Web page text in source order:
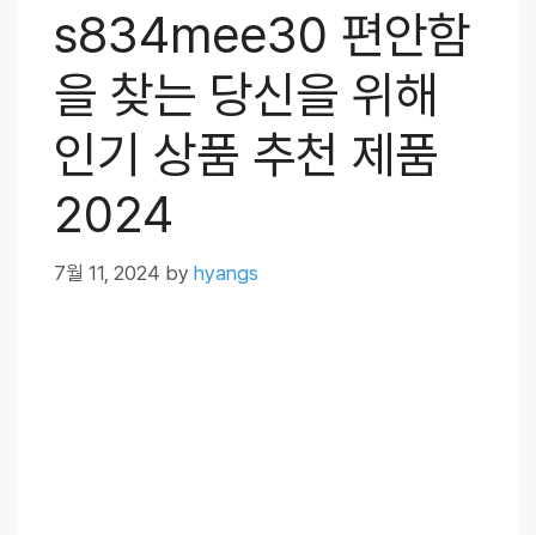
s834mee30 편안함
을 찾는 당신을 위해
인기 상품 추천 제품
2024
7월 11, 2024 by hyangs